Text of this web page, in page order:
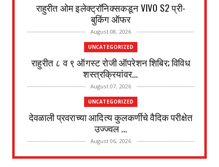
राहुरीत ओम इलेक्ट्रॉनिक्सकडून VIVO S2 प्री-
बुकिंग ऑफर
August 08, 2026
UNCATEGORIZED
राहुरीत ८ व ९ ऑगस्ट रोजी ऑपरेशन शिबिर; विविध
शस्त्रक्रियांवर...
August 07, 2026
UNCATEGORIZED
देवळाली प्रवराच्या आदित्य कुलकर्णीचे वैदिक परीक्षेत
उज्ज्वल ...
August 06, 2026
UNCATEGORIZED